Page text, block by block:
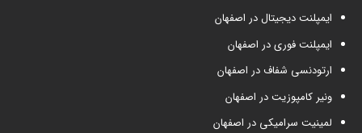
ایمپلنت دیجیتال در اصفهان
ایمپلنت فوری در اصفهان
ارتودنسی شفاف در اصفهان
ونیر کامپوزیت در اصفهان
لمینیت سرامیکی در اصفهان